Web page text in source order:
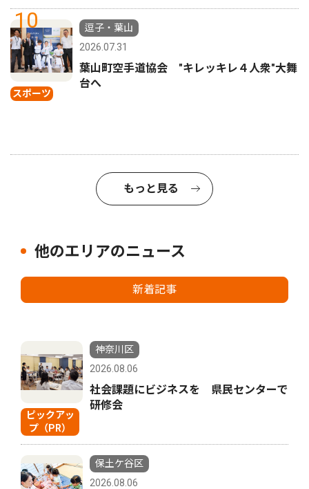
10
スポーツ
逗子・葉山
2026.07.31
葉山町空手道協会 "キレッキレ４人衆"大舞
台へ
もっと見る
他のエリアのニュース
新着記事
ピックアッ
プ（PR）
神奈川区
2026.08.06
社会課題にビジネスを 県民センターで
研修会
保土ケ谷区
2026.08.06